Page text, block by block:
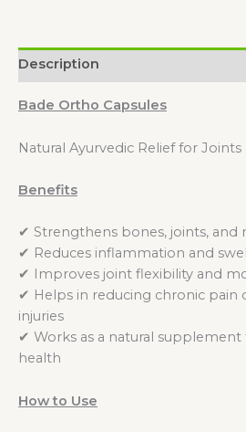
Description
Bade Ortho Capsules
Natural Ayurvedic Relief for Joints
Benefits
✔ Strengthens bones, joints, and
✔ Reduces inflammation and
✔ Improves joint flexibility and
✔ Helps in reducing chronic pain
injuries
✔ Works as a natural
health
How to Use